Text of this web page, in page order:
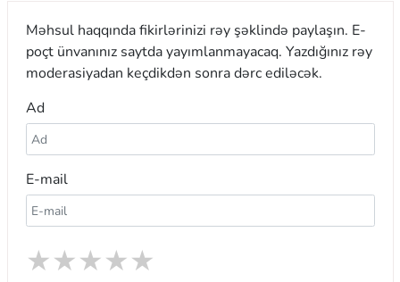
Məhsul haqqında fikirlərinizi rəy şəklində paylaşın. E-
poçt ünvanınız saytda yayımlanmayacaq. Yazdığınız rəy
moderasiyadan keçdikdən sonra dərc ediləcək.
Ad
E-mail
★
★
★
★
★